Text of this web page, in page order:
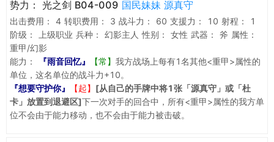
势力： 光之剑 B04-009 国民妹妹 源真守
出击费用： 4 转职费用： 3 战斗力： 60 支援力： 10 射程：
1
阶级：
上级职业 兵种： 幻影主人 性别： 女性 武器： 斧 属性：
重甲/幻影
能力：
『雨音回忆』 【常】 我方战场上每有1名其他<重甲>属性的
单位，这名单位的战斗力+10。
『想要守护你』
【起】 [从自己的手牌中将1张「源真守」或「杜
卡」放置到退避区]下一次对手的回合中，所有<重甲>属性的我方单
位不会由于能力移动，也不会由于能力被击破。